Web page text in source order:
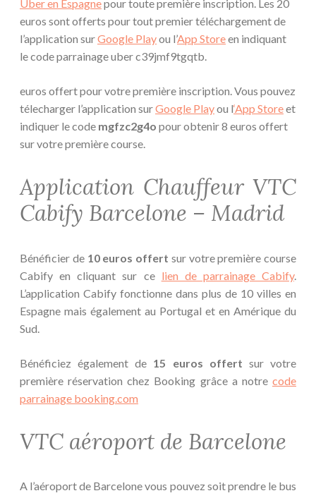
Uber en Espagnepour toute première inscription. Les 20
euros sont offerts pour tout premier téléchargement de
l’application surGoogle Playou l’App Storeen indiquant
le code parrainage uber c39jmf9tgqtb.
euros offert pour votre première inscription. Vous pouvez
télecharger l’application surGoogle Playou l‘App Storeet
indiquer le code mgfzc2g4o pour obtenir 8 euros offert
sur votre première course.
Application Chauffeur VTC
Cabify Barcelone – Madrid
Bénéficier de 10 euros offert sur votre première course
Cabify en cliquant sur ce lien de parrainage Cabify.
L’application Cabify fonctionne dans plus de 10 villes en
Espagne mais également au Portugal et en Amérique du
Sud.
Bénéficiez également de 15 euros offert sur votre
première réservation chez Booking grâce a notre code
parrainage booking.com
VTC aéroport de Barcelone
A l’aéroport de Barcelone vous pouvez soit prendre le bus